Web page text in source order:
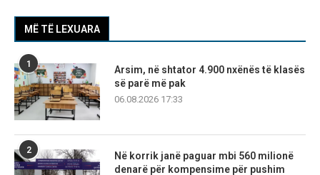
MË TË LEXUARA
1
Arsim, në shtator 4.900 nxënës të klasës
së parë më pak
06.08.2026 17:33
2
Në korrik janë paguar mbi 560 milionë
denarë për kompensime për pushim